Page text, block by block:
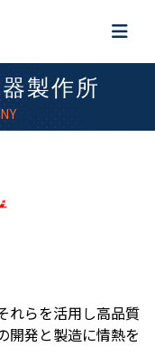
製作所
れらを活用し高品質
開発と製造に情熱を